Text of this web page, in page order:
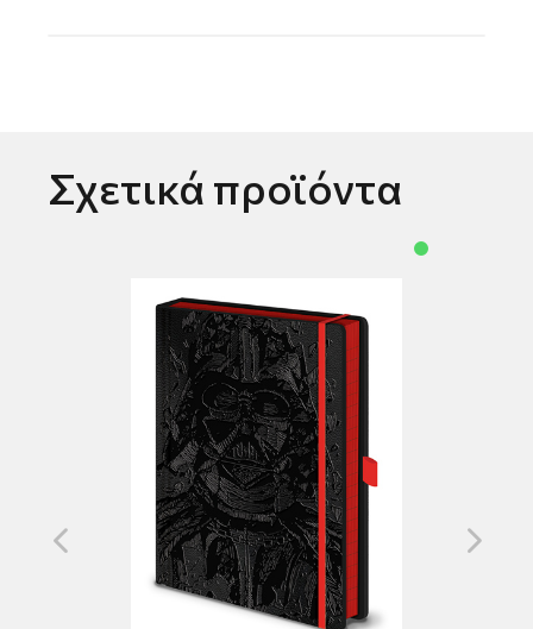
Σχετικά προϊόντα